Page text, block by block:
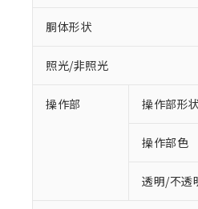
胴体形状
照光/非照光
操作部 操作部形状
操作部色
透明/不透